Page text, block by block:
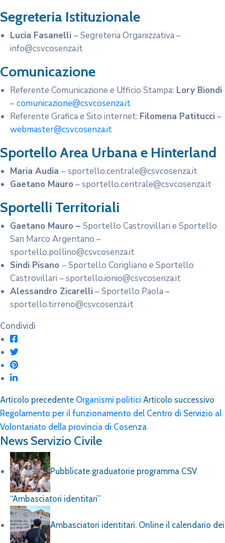
Segreteria Istituzionale
Lucia Fasanelli – Segreteria Organizzativa –
info@csvcosenza.it
Comunicazione
Referente Comunicazione e Ufficio Stampa: Lory Biondi
–comunicazione@csvcosenza.it
Referente Grafica e Sito internet: Filomena Patitucci –
webmaster@csvcosenza.it
Sportello Area Urbana e Hinterland
Maria Audia – sportello.centrale@csvcosenza.it
Gaetano Mauro – sportello.centrale@csvcosenza.it
Sportelli Territoriali
Gaetano Mauro – Sportello Castrovillari e Sportello
San Marco Argentano –
sportello.pollino@csvcosenza.it
Sindi Pisano – Sportello Corigliano e Sportello
Castrovillari – sportello.ionio@csvcosenza.it
Alessandro Zicarelli – Sportello Paola –
sportello.tirreno@csvcosenza.it
Condividi
Articolo precedente Organismi politici Articolo successivo
Regolamento per il funzionamento del Centro di Servizio al
Volontariato della provincia di Cosenza
News Servizio Civile
Pubblicate graduatorie programma CSV
“Ambasciatori identitari”
Ambasciatori identitari. Online il calendario dei